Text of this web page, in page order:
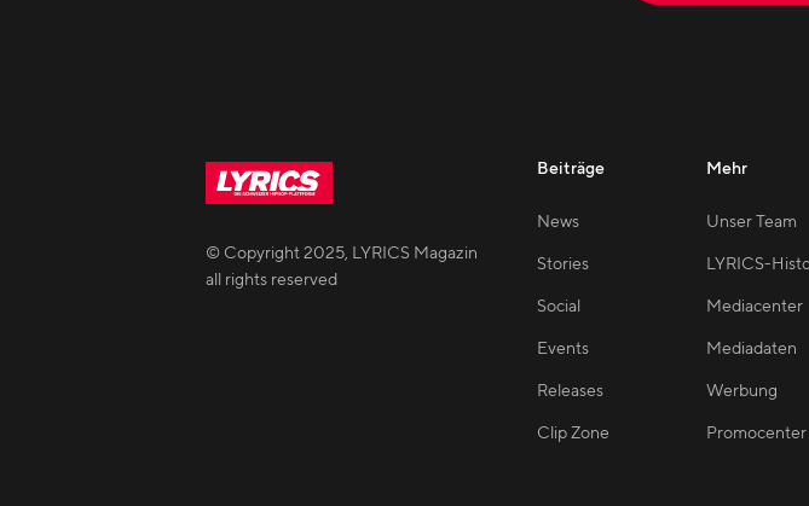
© Copyright2025, LYRICS Magazin
all rights reserved
Beiträge
News
Stories
Social
Events
Releases
Clip Zone
Mehr
Unser Team
LYRICS-
Mediacenter
Mediadaten
Werbung
Promocenter